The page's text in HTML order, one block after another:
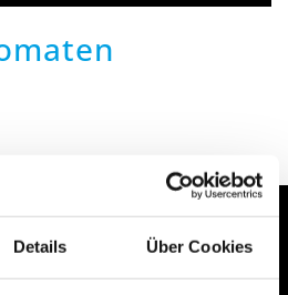
Details Über Cookies
Fragen?